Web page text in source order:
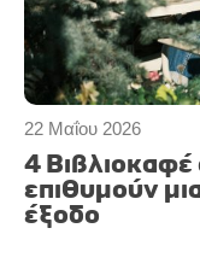
22 Μαΐου 2026
4
επιθυμούν
έξοδο